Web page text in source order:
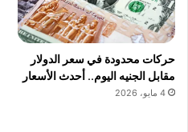
حركات محدودة في سعر الدولار
مقابل الجنيه اليوم.. أحدث الأسعار
4 مايو، 2026